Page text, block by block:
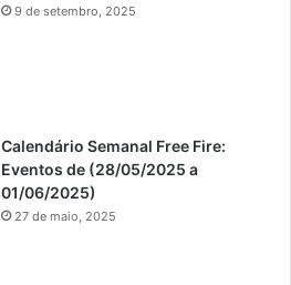
9 de setembro, 2025
Calendário Semanal Free Fire:
Eventos de (28/05/2025 a
01/06/2025)
27 de maio, 2025